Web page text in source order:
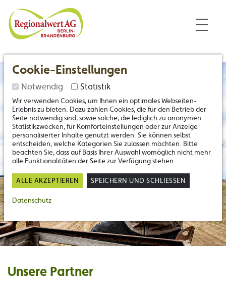
Unsere Partner
Cookie-Einstellungen
Notwendig Statistik
Wir verwenden Cookies, um Ihnen ein optimales Webseiten-
Erlebnis zu bieten. Dazu zählen Cookies, die für den Betrieb der
Seite notwendig sind, sowie solche, die lediglich zu anonymen
Statistikzwecken, für Komforteinstellungen oder zur Anzeige
personalisierter Inhalte genutzt werden. Sie können selbst
entscheiden, welche Kategorien Sie zulassen möchten. Bitte
beachten Sie, dass auf Basis Ihrer Auswahl womöglich nicht mehr
alle Funktionalitäten der Seite zur Verfügung stehen.
ALLE AKZEPTIEREN SPEICHERN UND SCHLIESSEN
Datenschutz